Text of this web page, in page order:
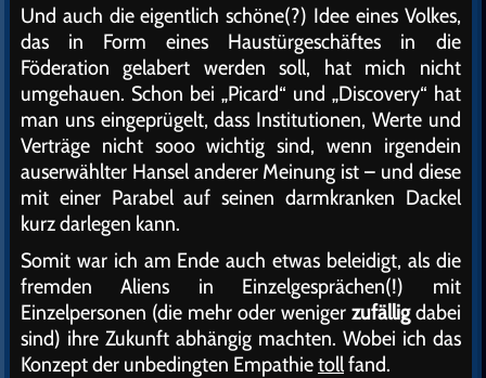
Und auch die eigentlich schöne(?) Idee eines Volkes,
das in Form eines Haustürgeschäftes in die
Föderation gelabert werden soll, hat mich nicht
umgehauen. Schon bei „Picard“ und „Discovery“ hat
man uns eingeprügelt, dass Institutionen, Werte und
Verträge nicht sooo wichtig sind, wenn irgendein
auserwählter Hansel anderer Meinung ist – und diese
mit einer Parabel auf seinen darmkranken Dackel
kurz darlegen kann.
Somit war ich am Ende auch etwas beleidigt, als die
fremden Aliens in Einzelgesprächen(!) mit
Einzelpersonen (die mehr oder weniger zufälligdabei
sind) ihre Zukunft abhängig machten. Wobei ich das
Konzept der unbedingten Empathietollfand.